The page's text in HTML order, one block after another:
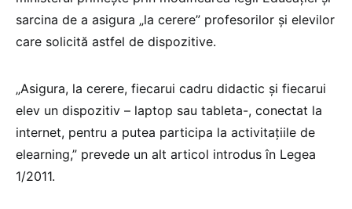
sarcina de a asigura „la cerere” profesorilor și elevilor
care solicită astfel de dispozitive.
„Asigura, la cerere, fiecarui cadru didactic și fiecarui
elev un dispozitiv – laptop sau tableta-, conectat la
internet, pentru a putea participa la activitațiile de
elearning,” prevede un alt articol introdus în Legea
1/2011.